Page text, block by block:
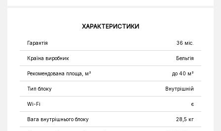
ХАРАКТЕРИСТИКИ
Гарантія 36 міс.
Країна виробник Бельгія
Рекомендована площа, м² до 40 м²
Тип блоку Внутрішній
Wi-Fi є
Вага внутрішнього блоку 28,5 кг